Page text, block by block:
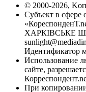
© 2000-2026,
Субъект в сфере
ХАРКІВСЬКЕ
Идентификатор
Использование
сайте,
При